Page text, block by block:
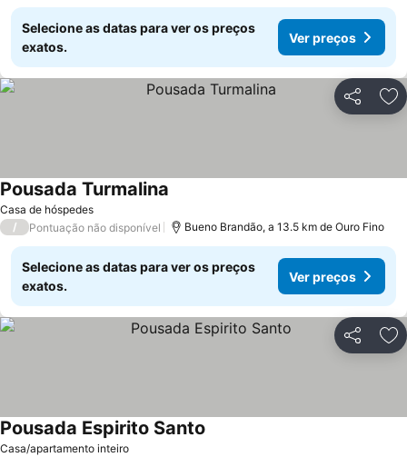
Selecione as datas para ver os preços
exatos.
Ver preços
Partilhar
Casa de hóspedes
Pousada Turmalina
/ Pontuação não disponível Bueno Brandão, a 13.5 km de Ouro Fino
Selecione as datas para ver os preços
exatos.
Ver preços
Partilhar
Casa/apartamento inteiro
Pousada Espirito Santo